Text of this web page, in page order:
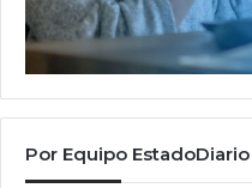
Por Equipo EstadoDiario